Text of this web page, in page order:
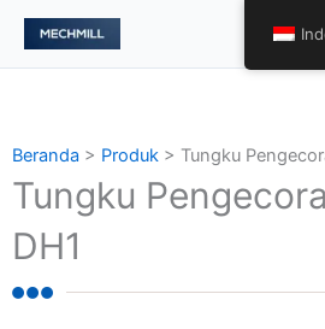
内
Beranda > Produk > Tungku
Tungku
DH1